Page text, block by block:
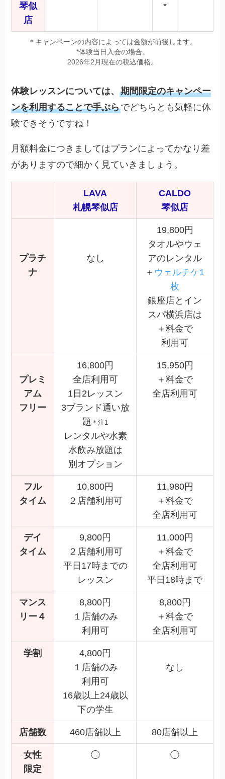
琴似
店
*
＊キャンペーンの内容によっては金額が前後します。
*体験当日入会の場合。
2026年2月現在の税込価格。
体験レッスンについては、期間限定のキャンペー
ンを利用することで手ぶらでどちらとも気軽に体
験できそうですね！
月額料金につきましてはプランによってかなり差
がありますので細かく見ていきましょう。
LAVA
札幌琴似店
CALDO
琴似店
プラチ
ナ
なし
19,800円
タオルやウェ
アのレンタル
＋ ウェルチケ1
枚
銀座店とイン
スパ横浜店は
＋料金で
利用可
プレミ
アム
フリー
16,800円
全店利用可
1日2レッスン
3ブランド通い放
題 ＊注1
レンタルや水素
水飲み放題は
別オプション
15,950円
＋料金で
全店利用可
フル
タイム
10,800円
２店舗利用可
11,980円
＋料金で
全店利用可
デイ
タイム
9,800円
２店舗利用可
平日17時までの
レッスン
11,000円
＋料金で
全店利用可
平日18時まで
マンス
リー４
8,800円
１店舗のみ
利用可
8,800円
＋料金で
全店利用可
学割
4,800円
１店舗のみ
利用可
16歳以上24歳以
下の学生
なし
店舗数 460店舗以上 80店舗以上
女性
限定
◯ ◯